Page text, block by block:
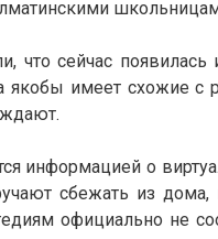
что сейчас
якобы имеет схожие
информацией о
сбежать из
официально не